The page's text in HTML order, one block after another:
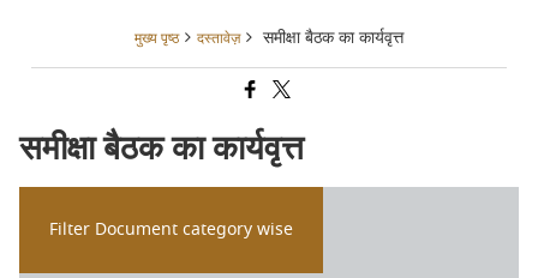
मुख्य पृष्ठ दस्तावेज़ समीक्षा बैठक का कार्यवृत्त
समीक्षा बैठक का कार्यवृत्त
Filter Document category wise